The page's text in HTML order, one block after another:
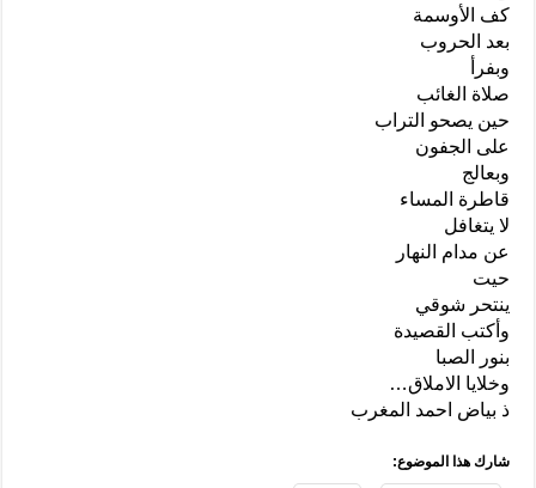
كف الأوسمة
بعد الحروب
وبفرأ
صلاة الغائب
حين يصحو التراب
على الجفون
وبعالج
قاطرة المساء
لا يتغافل
عن مدام النهار
حيت
ينتحر شوقي
وأكتب القصيدة
بنور الصبا
وخلايا الاملاق…
ذ بياض احمد المغرب
شارك هذا الموضوع: